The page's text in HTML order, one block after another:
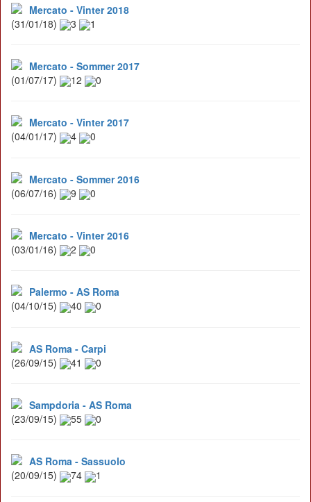
Mercato - Vinter 2018
(31/01/18)
3 1
Mercato - Sommer 2017
(01/07/17)
12 0
Mercato - Vinter 2017
(04/01/17)
4 0
Mercato - Sommer 2016
(06/07/16)
9 0
Mercato - Vinter 2016
(03/01/16)
2 0
Palermo - AS Roma
(04/10/15)
40 0
AS Roma - Carpi
(26/09/15)
41 0
Sampdoria - AS Roma
(23/09/15)
55 0
AS Roma - Sassuolo
(20/09/15)
74 1